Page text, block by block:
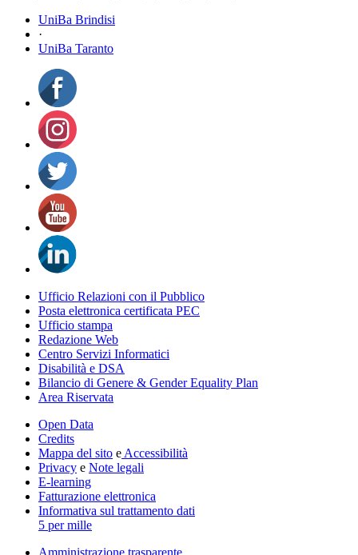
UniBa Brindisi
·
UniBa Taranto
Ufficio Relazioni con il Pubblico
Posta elettronica certificata PEC
Ufficio stampa
Redazione Web
Centro Servizi Informatici
Disabilità e DSA
Bilancio di Genere & Gender Equality Plan
Area Riservata
Open Data
Credits
Mappa del sito e Accessibilità
Privacy e Note legali
E-learning
Fatturazione elettronica
Informativa sul trattamento dati
5 per mille
Amministrazione trasparente